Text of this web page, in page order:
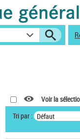
Voir la
Tri par : Défaut